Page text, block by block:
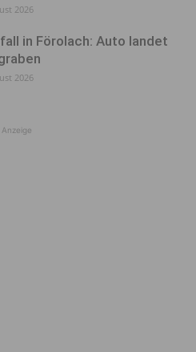
2026
in Förolach: Auto landet
2026
Anzeige